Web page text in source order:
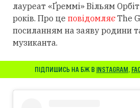
лауреат «Ґреммі» Вільям
років. Про це повідомляєThe
посиланням на заяву родини
музиканта.
ПІДПИШИСЬ НА БЖ В INSTAGRAM,